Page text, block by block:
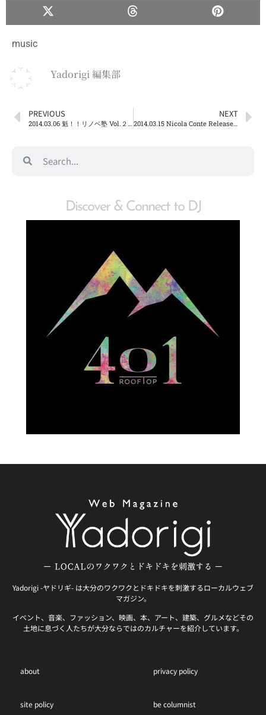
music
Yadorigi 編集部
PREVIOUS NEXT
2014.03.15 Nicola Conte Release Party 新情報！
Discover & Connect to DJ
Yadorigi -ヤドリギ- は大分のワクワクとドキドキを刺激するローカルウェブ
マガジン。
イベント、音楽、ファッション、映画、本、アート、建築、グルメなどその
土地に息づく人たちが大分ならではのカルチャーを紹介しています。
about privacy policy
site policy be columnist